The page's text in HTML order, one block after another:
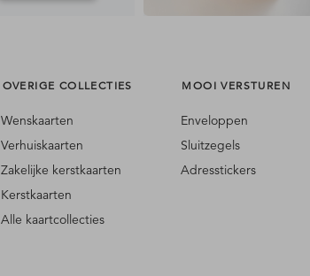
OVERIGE COLLECTIES
Wenskaarten
Verhuiskaarten
Zakelijke kerstkaarten
Kerstkaarten
Alle kaartcollecties
MOOI VERSTUREN
Enveloppen
Sluitzegels
Adresstickers